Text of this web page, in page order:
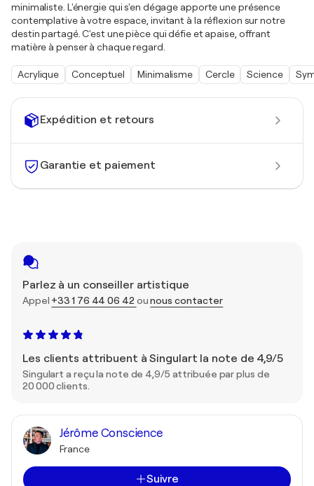
Expédition et retours
Garantie et paiement
Parlez à un conseiller artistique
Appel +33 1 76 44 06 42 ounous contacter
Les clients attribuent à Singulart la note de 4,9/5
Singulart a reçu la note de 4,9/5 attribuée par plus de
20 000 clients.
Jérôme Conscience
France
Suivre
minimaliste. L'énergie qui s'en dégage apporte une présence
contemplative à votre espace, invitant à la réflexion sur notre
destin partagé. C'est une pièce qui défie et apaise, offrant
matière à penser à chaque regard.
Acrylique Conceptuel Minimalisme Cercle Science